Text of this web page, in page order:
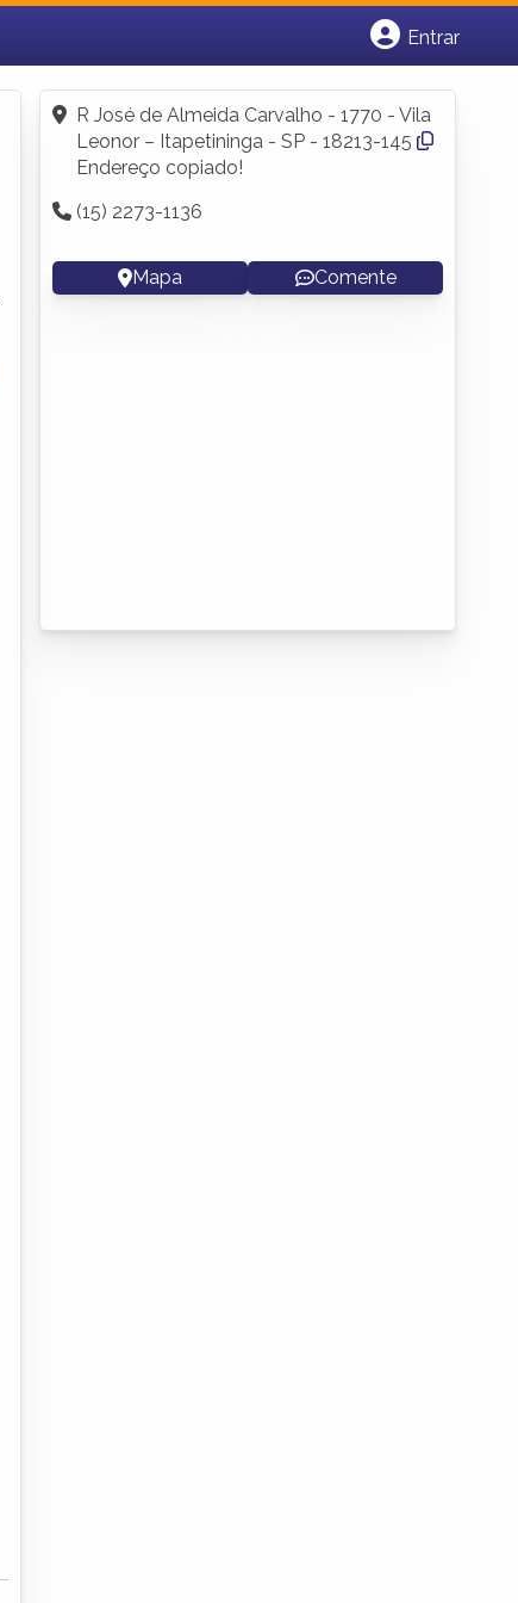
Entrar
Fazer login
Criar conta
R José de Almeida Carvalho - 1770 - Vila
Leonor – Itapetininga - SP - 18213-145
Endereço copiado!
(15) 2273-1136
Mapa Comente